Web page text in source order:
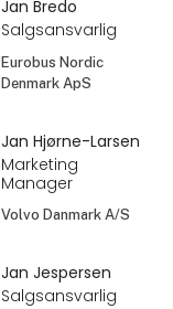
Jan Bredo
Salgsansvarlig
Eurobus Nordic
Denmark ApS
Jan Hjørne-Larsen
Marketing
Manager
Volvo Danmark A/S
Jan Jespersen
Salgsansvarlig